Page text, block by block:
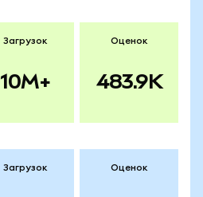
Загрузок
10M+
Оценок
483.9K
Загрузок Оценок